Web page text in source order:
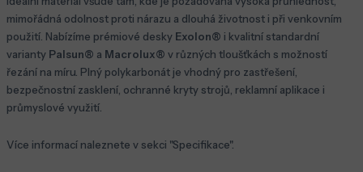
mimořádná odolnost proti nárazu a dlouhá životnost i při venkovním
použití. Nabízíme prémiové desky Exolon® i kvalitní standardní
varianty Palsun® a Macrolux® v různých tloušťkách s možností
řezání na míru. Plný polykarbonát je vhodný pro zastřešení,
bezpečnostní zasklení, ochranné kryty strojů, reklamní aplikace i
průmyslové využití.
Více informací naleznete v sekci "Specifikace".